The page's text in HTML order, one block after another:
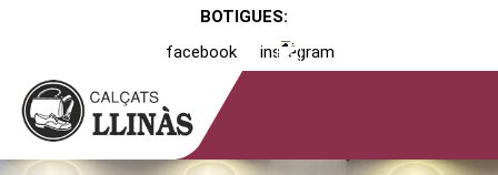
BOTIGUES:
facebook
instagram